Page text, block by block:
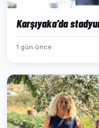
Karşıyaka’da
1 gün önce